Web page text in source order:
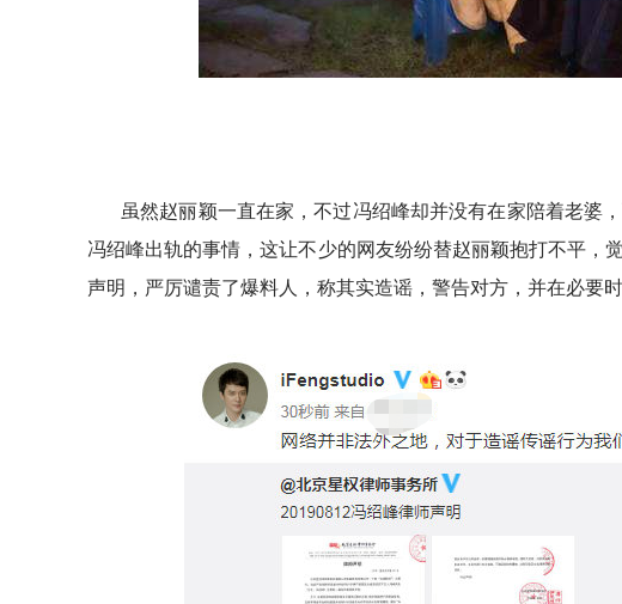
虽然赵丽颖一直在家，不过冯绍峰却并没有在家陪着老婆
冯绍峰出轨的事情，这让不少的网友纷纷替赵丽颖抱打不平，
声明，严厉谴责了爆料人，称其实造谣，警告对方，并在必要